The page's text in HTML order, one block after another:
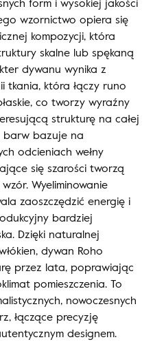
wzornictwo opiera się
kompozycji, która
skalne lub spękaną
dywanu wynika z
tkania, która łączy runo
co tworzy wyraźny
strukturę na całej
barw bazuje na
odcieniach wełny
się szarości tworzą
Wyeliminowanie
zaoszczędzić energię i
bardziej
Dzięki naturalnej
dywan Roho
przez lata, poprawiając
pomieszczenia. To
nowoczesnych
łączące precyzję
designem.